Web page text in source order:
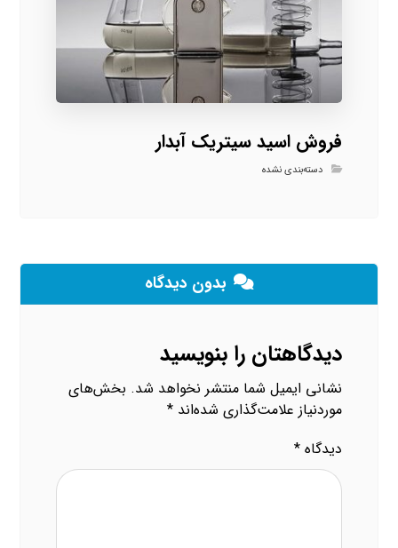
فروش اسید سیتریک آبدار
دسته‌بندی نشده
بدون دیدگاه
دیدگاهتان را بنویسید
نشانی ایمیل شما منتشر نخواهد شد. بخش‌های
موردنیاز علامت‌گذاری شده‌اند*
دیدگاه*